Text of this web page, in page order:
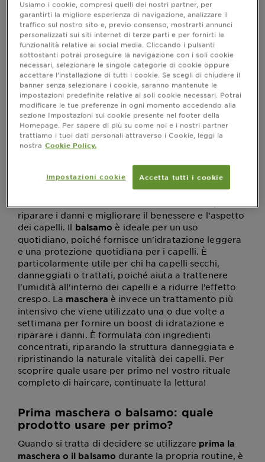
quale di questi due prodotti dovremmo utilizzare per
primo durante la nostra routine? In questo articolo,
esploreremo i benefici di entrambi i prodotti, la
differenza tra balsamo e maschera,e quale dovrebbe
essere utilizzato per primo.
Differenza tra balsamo e maschera
Ilbalsamo e la mascherasono entrambi essenziali
nella haircare routine, ma hanno funzioni
leggermente diverse.
districare i capelli, rendendoli più morbidi e facili da
pettinare. Lamaschera,d'altra parte, è un
trattamento intensivo che va oltre, fornendo un
riparare i danni e migliorare il benessere e l’aspetto
dei capelli. Il balsamo è ideale per un uso
quotidiano, poiché fornisce un'idratazione leggera
e una protezione quotidiana per i capelli. È
particolarmente utile per chi ha capelli secchi,
danneggiati o trattati, poiché aiuta a trattenere
l'umidità all'interno dei capelli e a ridurre l’effetto
crespo. La maschera è invece un trattamento più
intensivo che viene utilizzato una o due volte a
settimana per fornire un boost di idratazione e
riparare i danni. È formulata con ingredienti
concentrati, riparando la struttura danneggiata e
ripristinando la naturale vitalità dei capelli. Per
scoprire quale usare per primo nel vostro rituale
completo di haircare, continuate la lettura!
Prima maschera o balsamo: quale
prodotto usare per primo?
Quando si tratta di decidere se utilizzare prima la
maschera o il balsamo durante la propria routine, è
Usiamo i cookie, compresi quelli dei nostri partner, per
garantirti la migliore esperienza di navigazione, analizzare il
traffico sul nostro sito e, previo consenso, mostrarti annunci
personalizzati sui siti internet di terze parti e per fornirti le
funzionalità relative ai social media. Cliccando i pulsanti
sottostanti potrai proseguire la navigazione con i soli cookie
necessari, selezionare le singole categorie di cookie oppure
accettare l’installazione di tutti i cookie. Se scegli di chiudere il
banner senza selezionare i cookie, saranno mantenute le
impostazioni predefinite relative ai soli cookie necessari. Potrai
modificare le tue preferenze in ogni momento accedendo alla
sezione Impostazioni sui cookie presente nel footer della
Homepage. Per sapere di più su come noi e i nostri partner
trattiamo i tuoi dati personali attraverso i Cookie, leggi la
nostra Cookie Policy.
Impostazioni cookie Accetta tutti i cookie